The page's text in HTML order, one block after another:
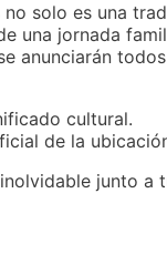
solo es una
una jornada
anunciarán
cultural.
de la
junto a